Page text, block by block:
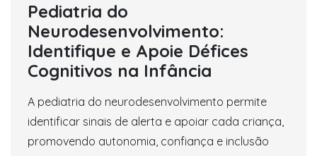
Pediatria do
Neurodesenvolvimento:
Identifique e Apoie Défices
Cognitivos na Infância
A pediatria do neurodesenvolvimento permite
identificar sinais de alerta e apoiar cada criança,
promovendo autonomia, confiança e inclusão